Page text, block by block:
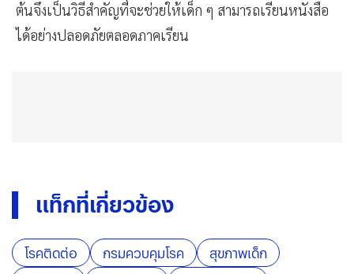
ต้นจึงเป็นวิธีสำคัญที่จะช่วยให้เด็ก ๆ สามารถเรียนหนังสือ
ได้อย่างปลอดภัยตลอดภาคเรียน
แท็กที่เกี่ยวข้อง
โรคติดต่อ กรมควบคุมโรค
สุขภาพเด็ก